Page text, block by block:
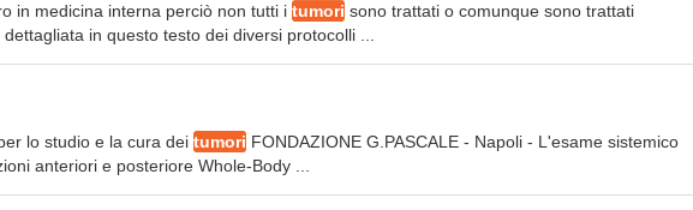
in medicina interna perciò non tutti i tumori sono trattati o comunque sono trattati
in questo testo dei diversi protocolli ...
lo studio e la cura dei tumori FONDAZIONE G.PASCALE - Napoli - L'esame sistemico
anteriori e posteriore Whole-Body ...